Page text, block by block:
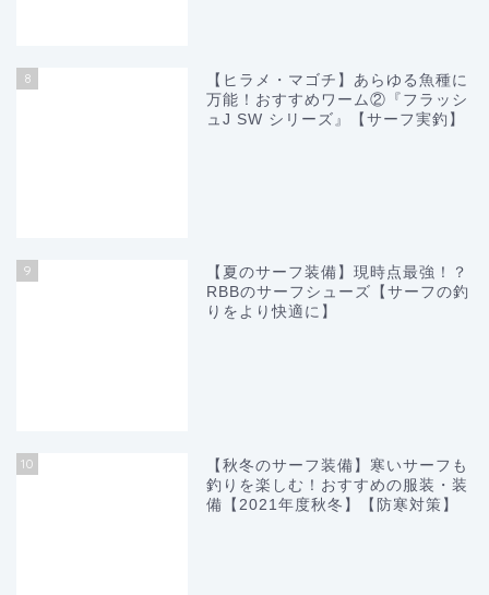
8
【ヒラメ・マゴチ】あらゆる魚種に
万能！おすすめワーム②『フラッシ
ュJ SW シリーズ』【サーフ実釣】
9
【夏のサーフ装備】現時点最強！？
RBBのサーフシューズ【サーフの釣
りをより快適に】
10
【秋冬のサーフ装備】寒いサーフも
釣りを楽しむ！おすすめの服装・装
備【2021年度秋冬】【防寒対策】